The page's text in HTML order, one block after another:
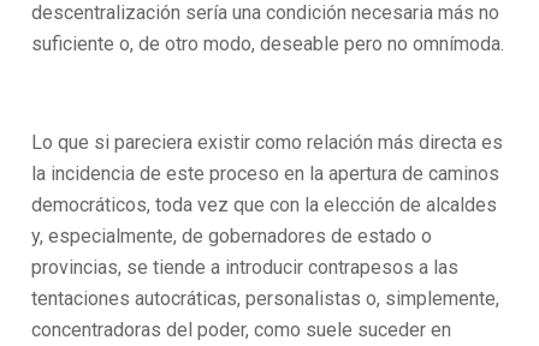
descentralización sería una condición necesaria más no
suficiente o, de otro modo, deseable pero no omnímoda.
Lo que si pareciera existir como relación más directa es
la incidencia de este proceso en la apertura de caminos
democráticos, toda vez que con la elección de alcaldes
y, especialmente, de gobernadores de estado o
provincias, se tiende a introducir contrapesos a las
tentaciones autocráticas, personalistas o, simplemente,
concentradoras del poder, como suele suceder en